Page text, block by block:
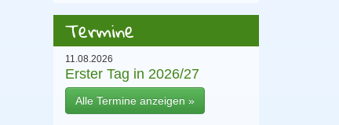
Termine
11.08.2026
Erster Tag in 2026/27
Alle Termine anzeigen »